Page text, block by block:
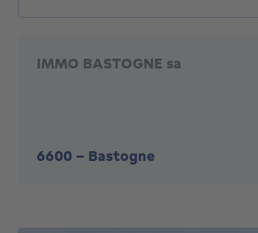
IMMO BASTOGNE sa
6600 - Bastogne